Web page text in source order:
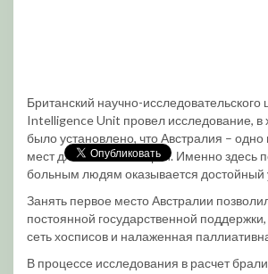
Британский научно-исследовательского
Intelligence Unit провел исследование, в
было установлено, что Австралия –
мест для жизни и смерти. Именно здесь
больным людям оказывается достойный
Занять первое место Австралии
постоянной государственной
сеть хосписов и налаженная
В процессе исследования в расчет